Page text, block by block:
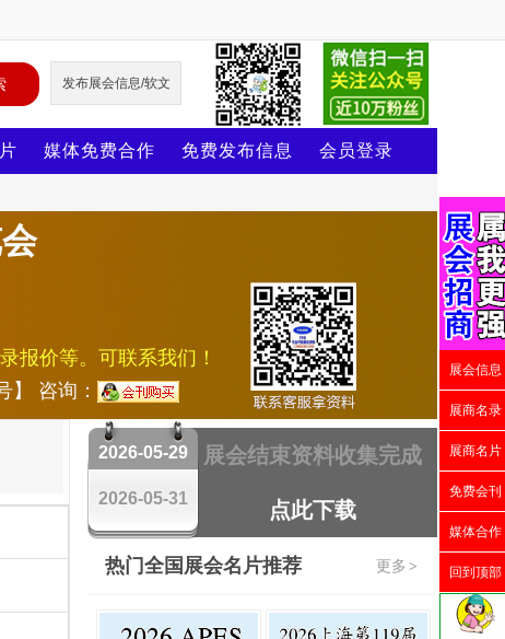
发布展会信息/软文
媒体免费合作 免费发布信息 会员登录
报价等。可联系我们！
】 咨询：
2026-05-29
2026-05-31
展会结束资料收集完成
点此下载
更多 >
热门全国展会名片推荐
展会信息
展商名录
展商名片
免费会刊
媒体合作
回到顶部